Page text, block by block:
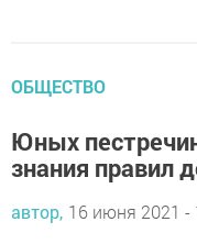
ОБЩЕСТВО
Юных
знания правил
автор, 16 июня 2021 -